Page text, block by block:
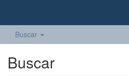
Buscar
Buscar